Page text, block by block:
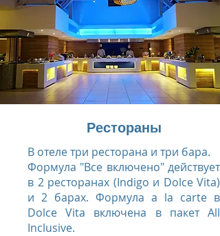
Рестораны
В отеле три ресторана и три бара.
Формула "Все включено" действует
в 2 ресторанах (Indigo и Dolce Vita)
и 2 барах. Формула a la carte в
Dolce Vita включена в пакет All
Inclusive.